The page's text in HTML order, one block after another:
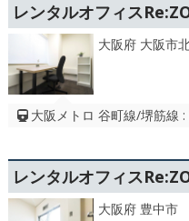
レンタルオフィス
大阪府 大阪市
大阪メトロ 谷町線/堺筋
レンタルオフィス
大阪府 豊中市